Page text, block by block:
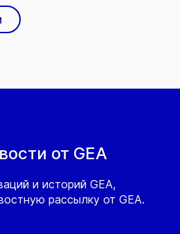
от GEA
и историй GEA,
рассылку от GEA.